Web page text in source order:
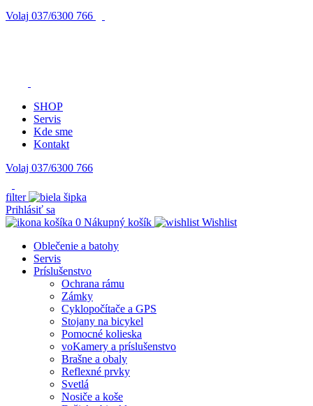
Volaj 037/6300 766
SHOP
Servis
Kde sme
Kontakt
Volaj 037/6300 766
filter
Prihlásiť sa
0 Nákupný košík
Wishlist
Oblečenie a batohy
Servis
Príslušenstvo
Ochrana rámu
Zámky
Cyklopočítače a GPS
Stojany na bicykel
Pomocné kolieska
voKamery a príslušenstvo
Brašne a obaly
Reflexné prvky
Svetlá
Nosiče a koše